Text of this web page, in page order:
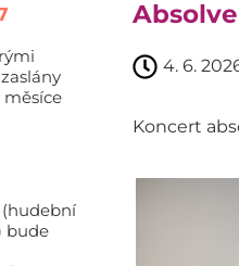
bude
4. 6.
Koncert